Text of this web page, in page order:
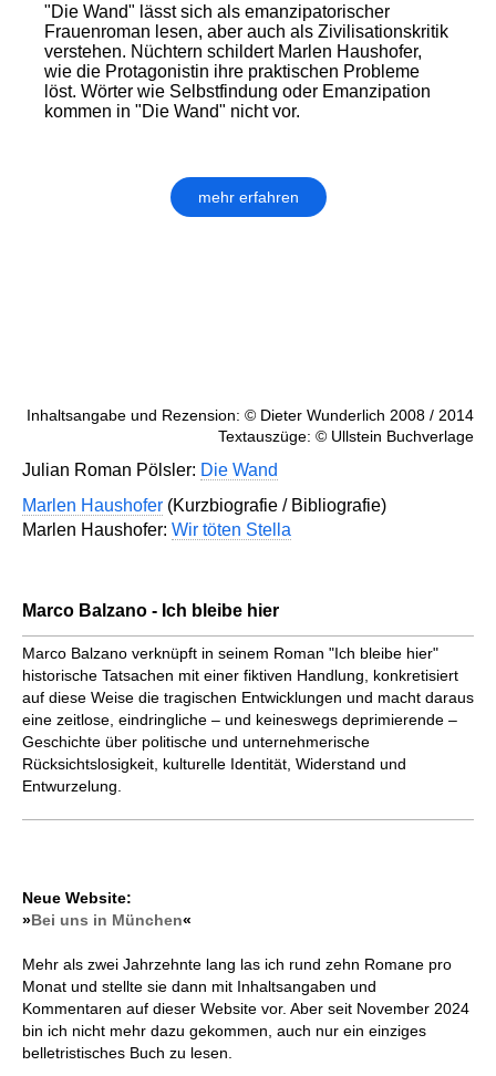
"Die Wand" lässt sich als emanzipatorischer
Frauenroman lesen, aber auch als Zivilisationskritik
verstehen. Nüchtern schildert Marlen Haushofer,
wie die Protagonistin ihre praktischen Probleme
löst. Wörter wie Selbstfindung oder Emanzipation
kommen in "Die Wand" nicht vor.
mehr erfahren
Inhaltsangabe und Rezension: © Dieter Wunderlich 2008 / 2014
Textauszüge: © Ullstein Buchverlage
Julian Roman Pölsler: Die Wand
Marlen Haushofer (Kurzbiografie / Bibliografie)
Marlen Haushofer: Wir töten Stella
Marco Balzano - Ich bleibe hier
Marco Balzano verknüpft in seinem Roman "Ich bleibe hier"
historische Tatsachen mit einer fiktiven Handlung, konkretisiert
auf diese Weise die tragischen Entwicklungen und macht daraus
eine zeitlose, eindringliche – und keineswegs deprimierende –
Geschichte über politische und unternehmerische
Rücksichtslosigkeit, kulturelle Identität, Widerstand und
Entwurzelung.
Neue Website:
»Bei uns in München«
Mehr als zwei Jahrzehnte lang las ich rund zehn Romane pro
Monat und stellte sie dann mit Inhaltsangaben und
Kommentaren auf dieser Website vor. Aber seit November 2024
bin ich nicht mehr dazu gekommen, auch nur ein einziges
belletristisches Buch zu lesen.